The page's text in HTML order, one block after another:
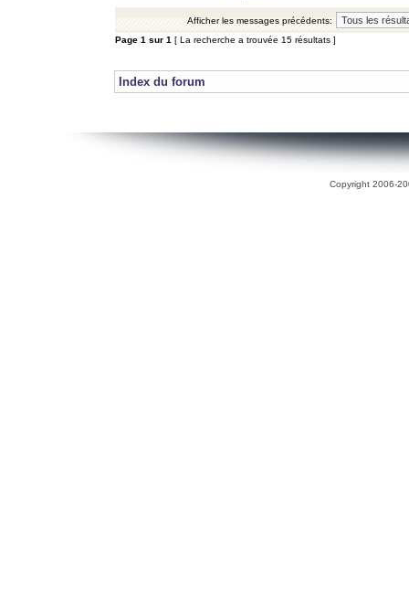
Afficher les messages précédents:
Page 1 sur 1 [ La recherche a trouvée 15 résultats ]
Index du forum
Copyright 2006-